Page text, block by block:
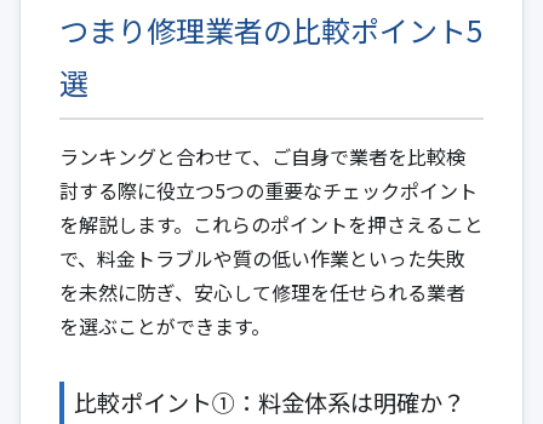
つまり修理業者の比較ポイント5
選
ランキングと合わせて、ご自身で業者を比較検
討する際に役立つ5つの重要なチェックポイント
を解説します。これらのポイントを押さえること
で、料金トラブルや質の低い作業といった失敗
を未然に防ぎ、安心して修理を任せられる業者
を選ぶことができます。
比較ポイント①：料金体系は明確か？